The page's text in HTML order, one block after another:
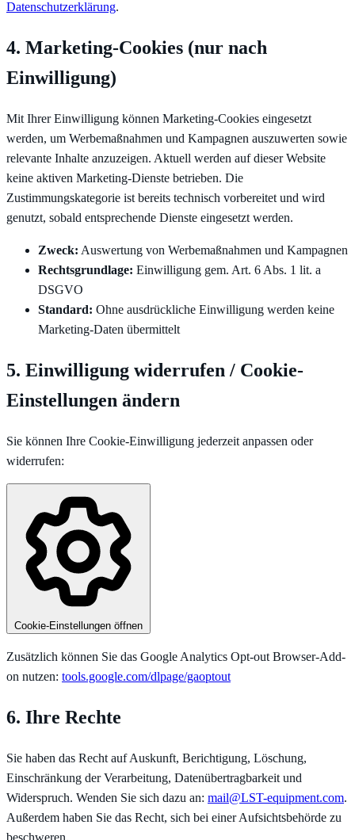
Datenschutzerklärung.
4. Marketing-Cookies (nur nach
Einwilligung)
Mit Ihrer Einwilligung können Marketing-Cookies eingesetzt
werden, um Werbemaßnahmen und Kampagnen auszuwerten sowie
relevante Inhalte anzuzeigen. Aktuell werden auf dieser Website
keine aktiven Marketing-Dienste betrieben. Die
Zustimmungskategorie ist bereits technisch vorbereitet und wird
genutzt, sobald entsprechende Dienste eingesetzt werden.
Zweck: Auswertung von Werbemaßnahmen und Kampagnen
Rechtsgrundlage: Einwilligung gem. Art. 6 Abs. 1 lit. a
DSGVO
Standard: Ohne ausdrückliche Einwilligung werden keine
Marketing-Daten übermittelt
5. Einwilligung widerrufen / Cookie-
Einstellungen ändern
Sie können Ihre Cookie-Einwilligung jederzeit anpassen oder
widerrufen:
Cookie-Einstellungen öffnen
Zusätzlich können Sie das Google Analytics Opt-out Browser-Add-
on nutzen: tools.google.com/dlpage/gaoptout
6. Ihre Rechte
Sie haben das Recht auf Auskunft, Berichtigung, Löschung,
Einschränkung der Verarbeitung, Datenübertragbarkeit und
Widerspruch. Wenden Sie sich dazu an: mail@LST-equipment.com.
Außerdem haben Sie das Recht, sich bei einer Aufsichtsbehörde zu
beschweren.